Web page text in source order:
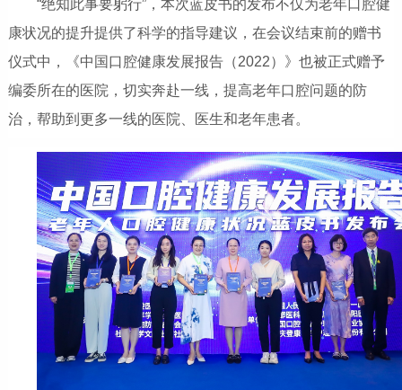
“绝知此事要躬行”，本次蓝皮书的发布不仅为老年口腔健
康状况的提升提供了科学的指导建议，在会议结束前的赠书
仪式中，《中国口腔健康发展报告（2022）》也被正式赠予
编委所在的医院，切实奔赴一线，提高老年口腔问题的防
治，帮助到更多一线的医院、医生和老年患者。